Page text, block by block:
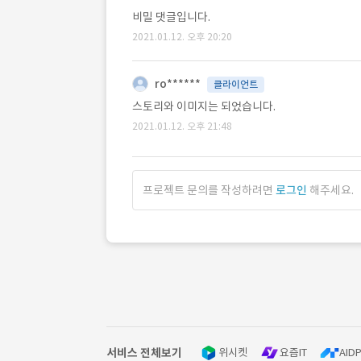
비밀 댓글입니다.
2021.01.12. 오후 20:20
ro****** 클라이언트
스토리와 이미지는 되었습니다.
2021.01.12. 오후 21:48
프로젝트 문의를 작성하려면 로그인 해주세요.
서비스 전체보기 위시켓 요즘IT